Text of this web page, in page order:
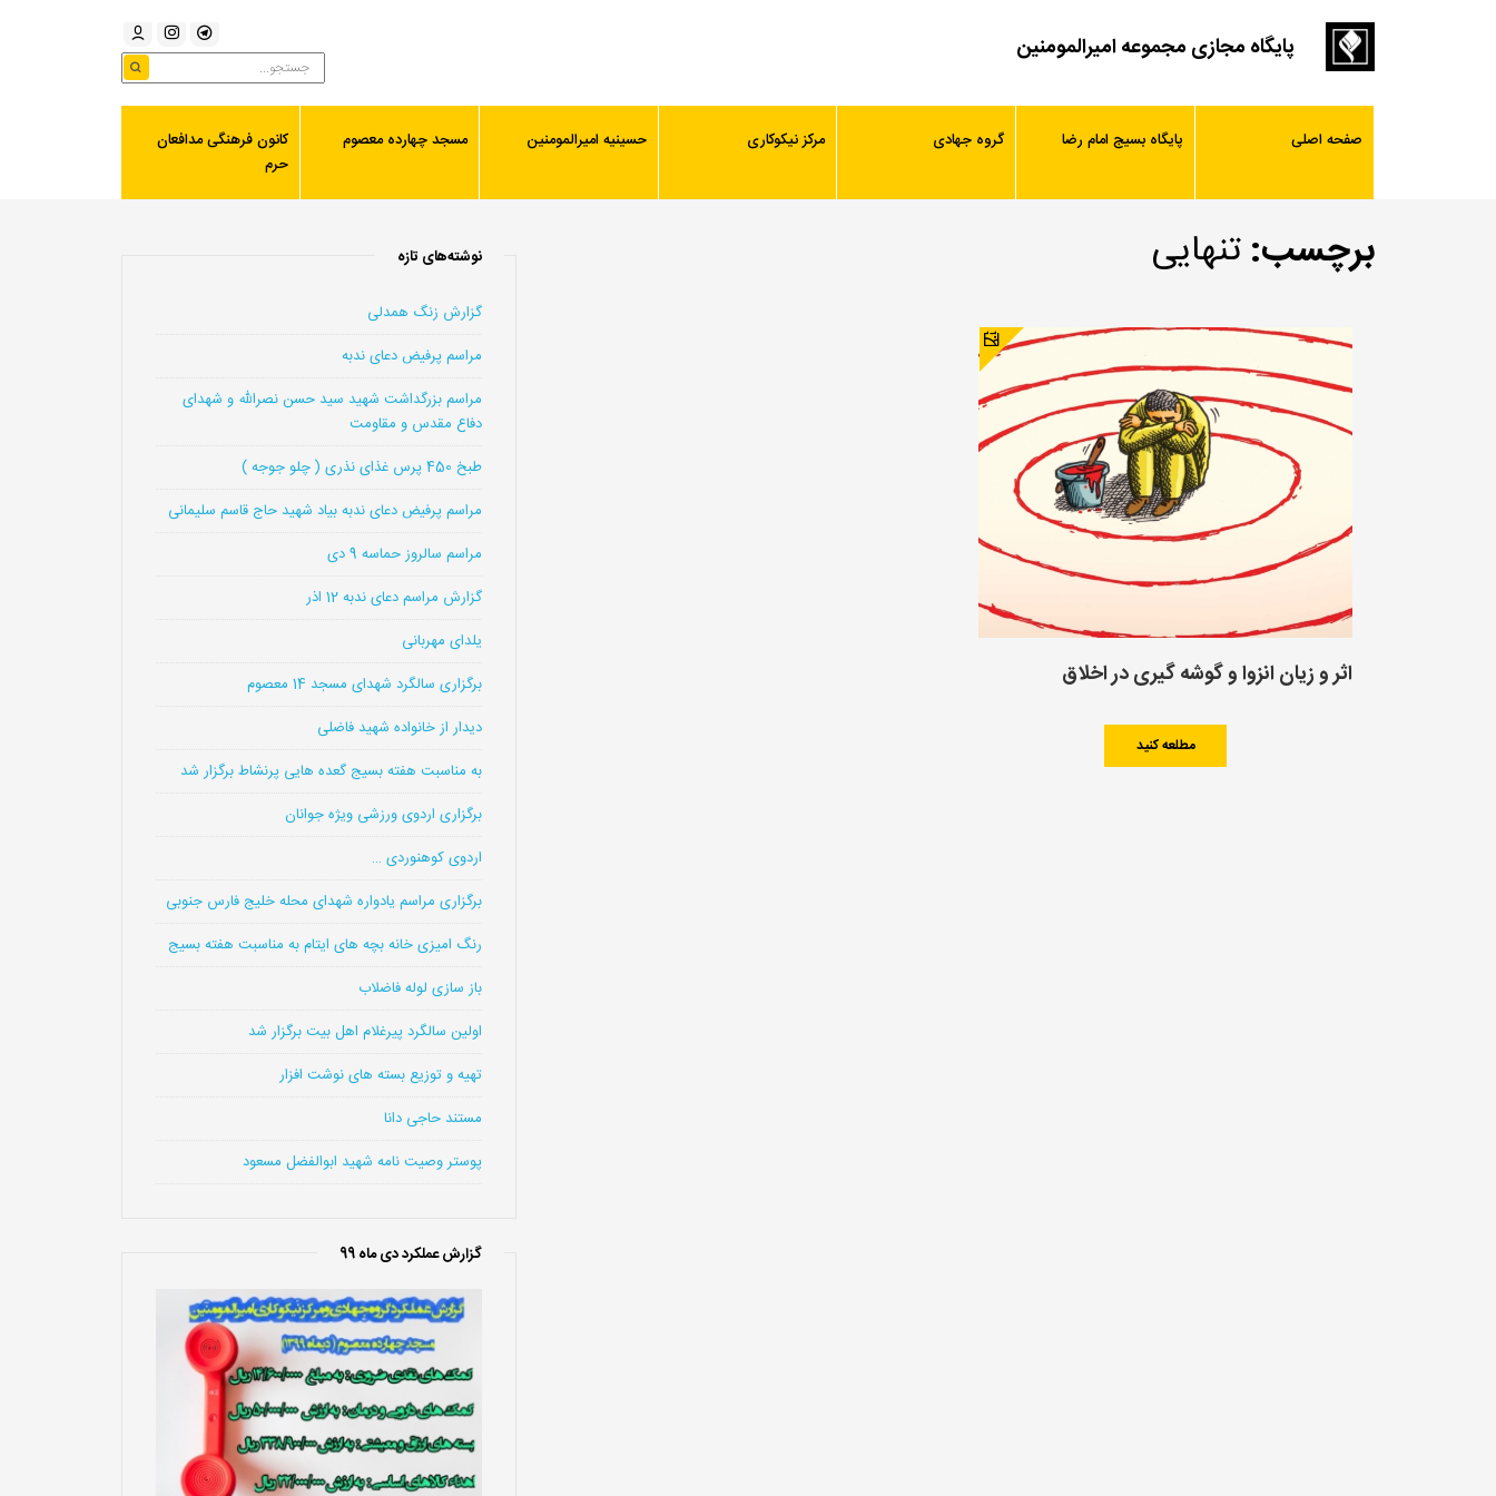
پایگاه مجازی مجموعه امیرالمومنین
صفحه اصلی پایگاه بسیج امام رضا گروه جهادی مرکز نیکوکاری حسینیه امیرالمومنین مسجد چهارده معصوم
کانون فرهنگی مدافعان
حرم
برچسب:تنهایی
اثر و زیان انزوا و گوشه گیرى در اخلاق
مطلعه کنید
نوشته‌های تازه
گزارش زنگ همدلی
مراسم پرفیض دعای ندبه
مراسم بزرگداشت شهید سید حسن نصرالله و شهدای
دفاع مقدس و مقاومت
طبخ 450 پرس غذای نذری ( چلو جوجه )
مراسم پرفیض دعای ندبه بیاد شهید حاج قاسم سلیمانی
مراسم سالروز حماسه 9 دی
گزارش مراسم دعای ندبه 12 اذر
یلدای مهربانی
برگزاری سالگرد شهدای مسجد 14 معصوم
دیدار از خانواده شهید فاضلی
به مناسبت هفته بسیج گعده هایی پرنشاط برگزار شد
برگزاری اردوی ورزشی ویژه جوانان
اردوی کوهنوردی …
برگزاری مراسم یادواره شهدای محله خلیج فارس جنوبی
رنگ امیزی خانه بچه های ایتام به مناسبت هفته بسیج
باز سازی لوله فاضلاب
اولین سالگرد پیرغلام اهل بیت برگزار شد
تهیه و توزیع بسته های نوشت افزار
مستند حاجی دانا
پوستر وصیت نامه شهید ابوالفضل مسعود
گزارش عملکرد دی ماه 99